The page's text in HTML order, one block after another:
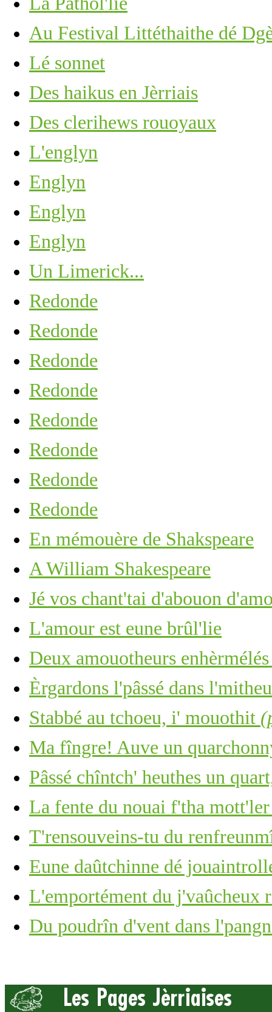
Au Festival Littéthaithe dé
Lé sonnet
Des haikus en Jèrriais
Des clerihews rouoyaux
L'englyn
Englyn
Englyn
Englyn
Un Limerick...
Redonde
Redonde
Redonde
Redonde
Redonde
Redonde
Redonde
Redonde
En mémouère de Shakspeare
A William Shakespeare
Jé vos chant'tai d'abouon
L'amour est eune brûl'lie
Deux amouotheurs
Èrgardons l'pâssé dans
Stabbé au tchoeu, i' mouothit
Ma fîngre! Auve un
Pâssé chîntch' heuthes un
La fente du nouai f'tha
T'rensouveins-tu du
Eune daûtchinne dé
L'emportément du j'vaûcheux
Du poudrîn d'vent dans